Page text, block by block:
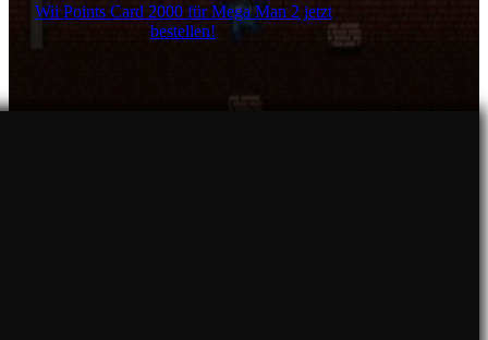
Wii Points Card 2000 für Mega Man 2 jetzt
bestellen!